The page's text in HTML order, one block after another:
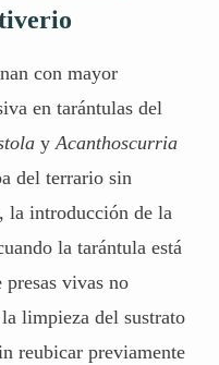
con mayor
en tarántulas del
yAcanthoscurria
del terrario sin
la introducción de la
la tarántula está
vivas no
limpieza del sustrato
reubicar previamente